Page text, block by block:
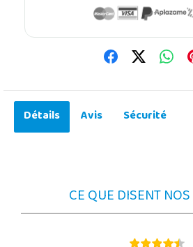
Détails Avis Sécurité
CE QUE DISENT